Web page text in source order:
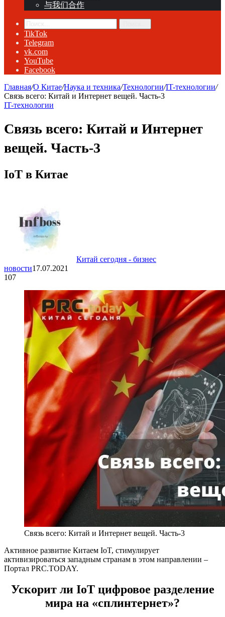
与我们合作
TikTok
Telegram
vk.com
YouTube
Facebook
Главная/О Китае/Наука и техника/Технологии/IT-технологии/
Связь всего: Китай и Интернет вещей. Часть-3
IT-технологии
Связь всего: Китай и Интернет
вещей. Часть-3
IoT в Китае
Китай сегодня - бизнес
новости17.07.2021
107
Связь всего: Китай и Интернет вещей. Часть-3
Активное развитие Китаем IoT, стимулирует
активизироваться западным странам в этом направлении –
Портал PRC.TODAY.
Ускорит ли IoT цифровое разделение
мира на «сплинтернет»?